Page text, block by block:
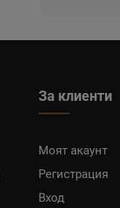
За клиенти
Моят акаунт
Регистрация
Вход